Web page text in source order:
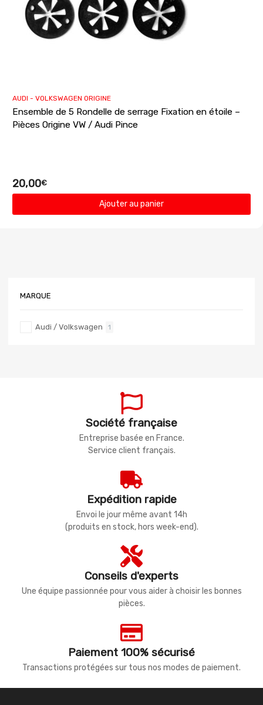
AUDI - VOLKSWAGEN ORIGINE
Ensemble de 5 Rondelle de serrage Fixation en étoile –
Pièces Origine VW / Audi Pince
20,00€
Ajouter au panier
MARQUE
Audi / Volkswagen 1
Société française
Entreprise basée en France.
Service client français.
Expédition rapide
Envoi le jour même avant 14h
(produits en stock, hors week-end).
Conseils d'experts
Une équipe passionnée pour vous aider à choisir les bonnes
pièces.
Paiement 100% sécurisé
Transactions protégées sur tous nos modes de paiement.